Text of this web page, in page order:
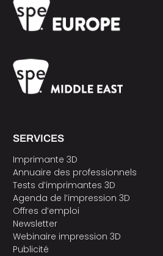
SERVICES
Imprimante 3D
Annuaire des professionnels
Tests d’imprimantes 3D
Agenda de l’impression 3D
Offres d’emploi
Newsletter
Webinaire impression 3D
Publicité